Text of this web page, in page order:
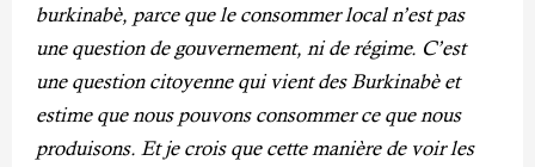
burkinabè, parce que le consommer local n’est pas
une question de gouvernement, ni de régime. C’est
une question citoyenne qui vient des Burkinabè et
estime que nous pouvons consommer ce que nous
produisons. Et je crois que cette manière de voir les